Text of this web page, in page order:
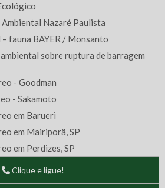
Nazaré Paulista
fauna BAYER / Monsanto
sobre ruptura de barragem
- Goodman
- Sakamoto
em Barueri
em Mairiporã, SP
em Perdizes, SP
em São Bernardo do Campo - SP
em SBC, SP
Clique e ligue!